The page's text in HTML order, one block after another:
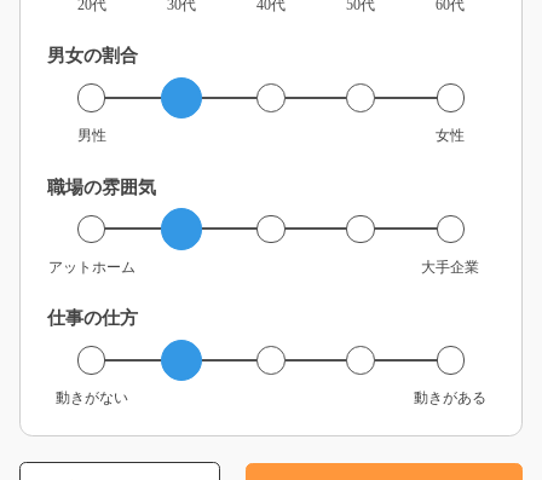
20代 30代 40代 50代 60代
男女の割合
男性 女性
職場の雰囲気
アットホーム 大手企業
仕事の仕方
動きがない 動きがある